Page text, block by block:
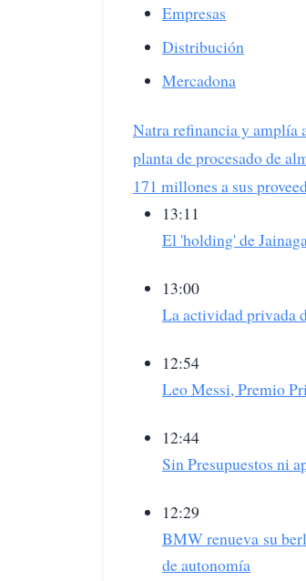
Empresas
Distribución
Mercadona
Natra refinancia y amplía
planta de procesado de
171 millones a sus
13:11
El 'holding' de
13:00
La actividad privada
12:54
Leo Messi, Premio
12:44
Sin Presupuestos ni
12:29
BMW renueva su
de autonomía